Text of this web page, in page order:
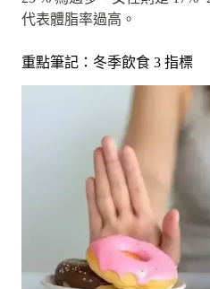
代表體脂率過高。
重點筆記：冬季飲食 3 指標